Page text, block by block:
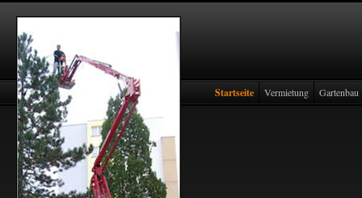
Startseite Vermietung Gartenbau